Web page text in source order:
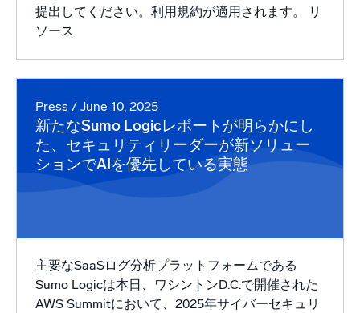
提出してください。利用規約が適用されます。 リ
ソース
Press / June 10, 2025
新たなSumo Logicレポートが明らかにし
た、セキュリティリーダーが新ソリュー
ションでAIを優先している実態
主要なSaaSログ分析プラットフォームである
Sumo Logicは本日、ワシントンD.C.で開催された
AWS Summitにおいて、2025年サイバーセキュリ